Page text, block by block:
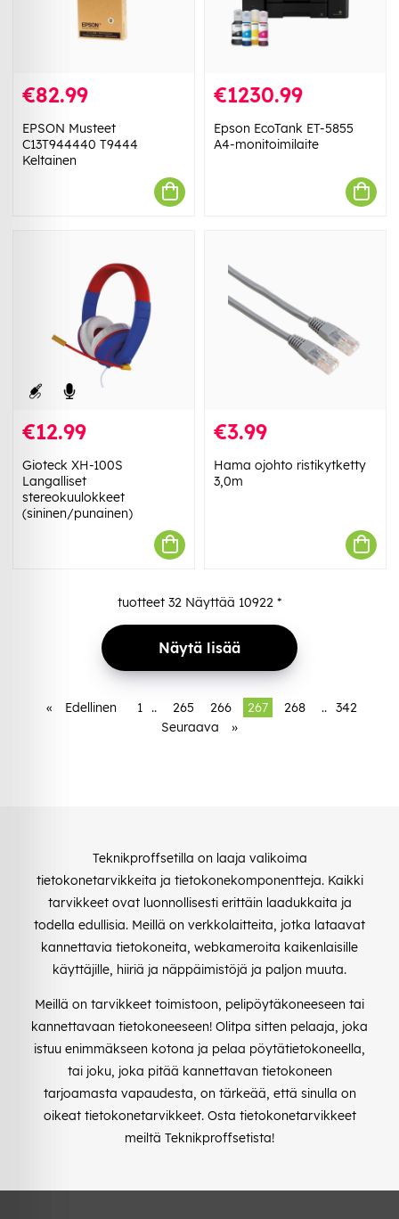
€82.99
EPSON Musteet
C13T944440 T9444
Keltainen
€1230.99
Epson EcoTank ET-5855
A4-monitoimilaite
€12.99
Gioteck XH-100S
Langalliset
stereokuulokkeet
(sininen/punainen)
€3.99
Hama ojohto ristikytketty
3,0m
tuotteet 32 Näyttää 10922 *
Näytä lisää
« Edellinen 1 .. 265 266 267 268 .. 342
Seuraava
»
Teknikproffsetilla on laaja valikoima
tietokonetarvikkeita ja tietokonekomponentteja. Kaikki
tarvikkeet ovat luonnollisesti erittäin laadukkaita ja
todella edullisia. Meillä on verkkolaitteita, jotka lataavat
kannettavia tietokoneita, webkameroita kaikenlaisille
käyttäjille, hiiriä ja näppäimistöjä ja paljon muuta.
Meillä on tarvikkeet toimistoon, pelipöytäkoneeseen tai
kannettavaan tietokoneeseen! Olitpa sitten pelaaja, joka
istuu enimmäkseen kotona ja pelaa pöytätietokoneella,
tai joku, joka pitää kannettavan tietokoneen
tarjoamasta vapaudesta, on tärkeää, että sinulla on
oikeat tietokonetarvikkeet. Osta tietokonetarvikkeet
meiltä Teknikproffsetista!